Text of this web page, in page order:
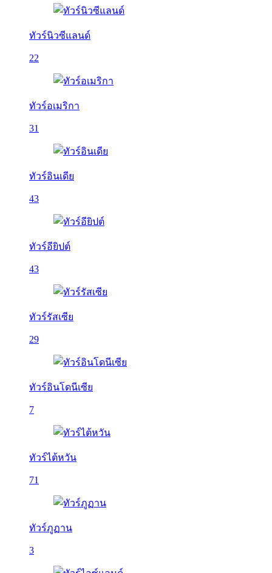
ทัวร์นิวซีแลนด์
22
ทัวร์อเมริกา
31
ทัวร์อินเดีย
43
ทัวร์อียิปต์
43
ทัวร์รัสเซีย
29
ทัวร์อินโดนีเซีย
7
ทัวร์ไต้หวัน
71
ทัวร์ภูฏาน
3